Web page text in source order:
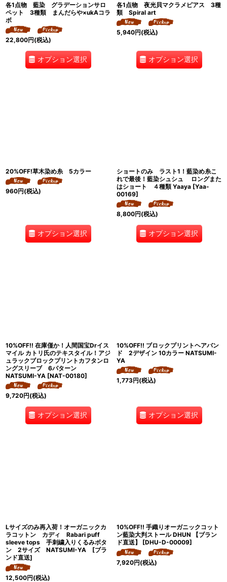
各1点物 藍染 グラデーションサロ
ペット 3種類 まんだらや×ukAコラ
ボ
22,800円(税込)
オプション選択
各1点物 夜光貝マクラメピアス 3種
類 Spiral art
5,940円(税込)
オプション選択
20%OFF!草木染め糸 5カラー
960円(税込)
オプション選択
ショートのみ ラスト1！藍染め糸こ
れで最後！藍染シュシュ ロングまた
はショート ４種類 Yaaya [Yaa-
00169]
8,800円(税込)
オプション選択
10%OFF!! 在庫僅か！人間国宝Drイス
マイル カトリ氏のテキスタイル！アジ
ュラックブロックプリントカフタンロ
ングスリーブ 6パターン
NATSUMI-YA [NAT-00180]
9,720円(税込)
オプション選択
10%OFF!! ブロックプリントヘアバン
ド 2デザイン 10カラー NATSUMI-
YA
1,773円(税込)
オプション選択
Lサイズのみ再入荷！オーガニックカ
ラコットン カディ Rabari puff
sleeve tops 手刺繍入りくるみボタ
ン 2サイズ NATSUMI-YA [ブラ
ンド直送]
12,500円(税込)
10%OFF!! 手織りオーガニックコット
ン藍染大判ストール DHUN 【ブラン
ド直送】
[DHU-D-00009]
7,920円(税込)